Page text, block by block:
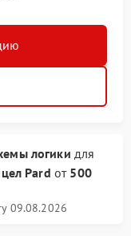
логики для
Pard от 500
09.08.2026